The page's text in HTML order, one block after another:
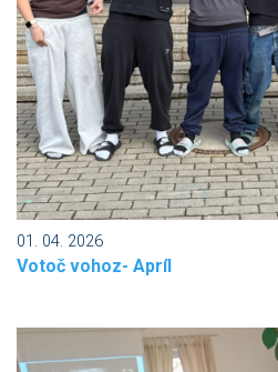
01. 04. 2026
Votoč vohoz- Apríl